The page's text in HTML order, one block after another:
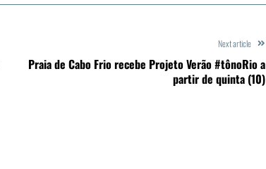
Next article
Praia de Cabo Frio recebe Projeto Verão #tônoRio a
partir de quinta (10)